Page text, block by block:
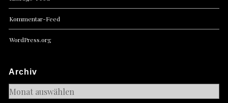
Kommentar-Feed
WordPress.org
Archiv
Archiv